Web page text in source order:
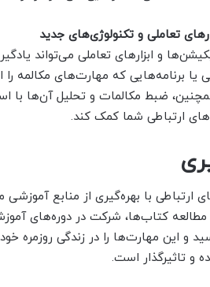
یا برنامه‌هایی که مهارت‌های مکالمه
ضبط مکالمات و تحلیل آن‌ها با
ارتباطی شما کمک کند.
ارتباطی با بهره‌گیری از منابع
مطالعه کتاب‌ها، شرکت در دوره‌های
و این مهارت‌ها را در زندگی روزمره
و تاثیرگذار است.